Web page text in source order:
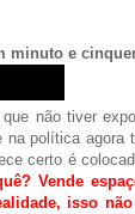
minuto e
não tiver
na política agora
certo é
Vende
isso